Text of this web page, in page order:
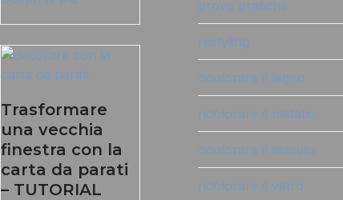
Trasformare
una vecchia
finestra con la
carta da parati
– TUTORIAL
prove pratiche
restyling
ricolorare il legno
ricolorare il metallo
ricolorare il tessuto
ricolorare il vetro